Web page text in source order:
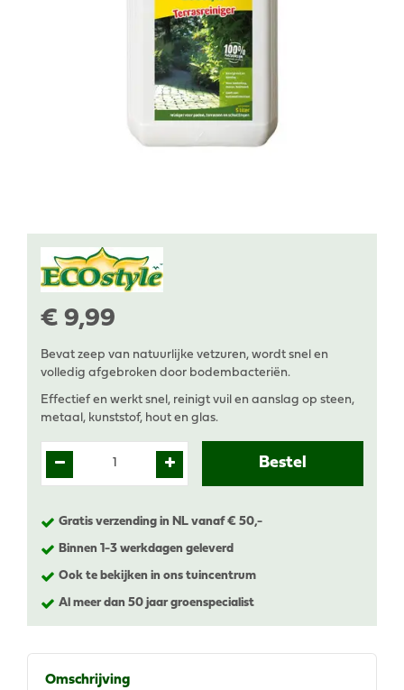
€ 9,99
Bevat zeep van natuurlijke vetzuren, wordt snel en
volledig afgebroken door bodembacteriën.
Effectief en werkt snel, reinigt vuil en aanslag op steen,
metaal, kunststof, hout en glas.
Gratis verzending in NL vanaf € 50,-
Binnen 1-3 werkdagen geleverd
Ook te bekijken in ons tuincentrum
Al meer dan 50 jaar groenspecialist
Omschrijving